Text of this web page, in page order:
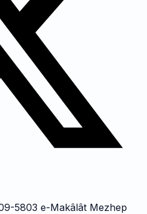
5803 e-Makâlât Mezhep